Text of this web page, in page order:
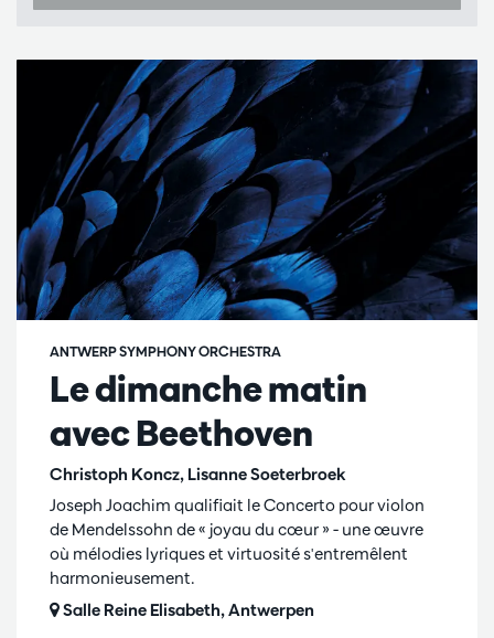
Le dimanche matin
avec Beethoven
Christoph Koncz, Lisanne Soeterbroek
ANTWERP SYMPHONY ORCHESTRA
Joseph Joachim qualifiait le Concerto pour violon
de Mendelssohn de « joyau du cœur » - une œuvre
où mélodies lyriques et virtuosité s'entremêlent
harmonieusement.
Salle Reine Elisabeth, Antwerpen